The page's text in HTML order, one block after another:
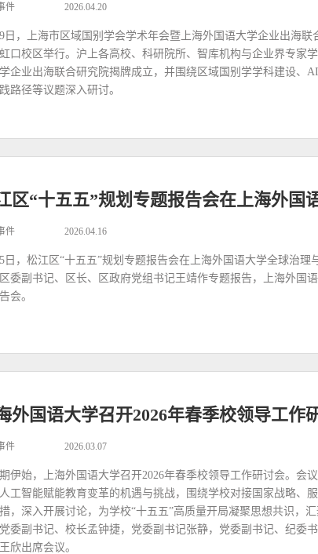
件 2026.04.20
日，上海市区域国别学会学术年会暨上海外国语大学企业出海
口校区举行。沪上各高校、科研院所、智库机构与企业界专家
企业出海联合研究院揭牌成立，并围绕区域国别学学科建设、
路径等议题深入研讨。
区“十五五”规划专题报告会在上海外国
件 2026.04.16
日，松江区“十五五”规划专题报告会在上海外国语大学全球治理
委副书记、区长、区政府党组书记王靖作专题报告，上海外国
会。
外国语大学召开2026年春季校领导工作
件 2026.03.07
伊始，上海外国语大学召开2026年春季校领导工作研讨会。会
工智能赋能教育变革的机遇与挑战，围绕学校对接国家战略、
，深入开展讨论，为学校“十五五”高质量开局凝聚思想共识，
委副书记、校长孟钟捷，党委副书记张静，党委副书记、纪委
欣出席会议。